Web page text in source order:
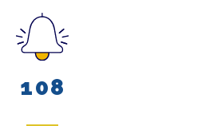
–
0
1
–
0
6
7
8
–
–
0
1